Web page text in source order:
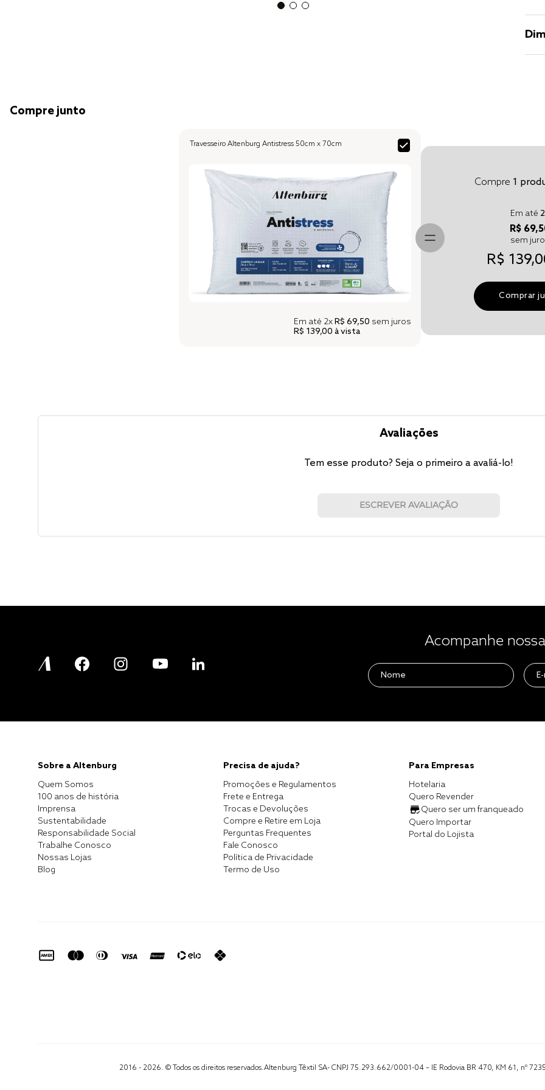
Compre junto
Travesseiro Altenburg Antistress 50cm x 70cm
Em até 2xR$ 69,50 sem juros
R$ 139,00 à vista
Compre 1
Em até 2
R$
sem
R$
Comprar
Avaliações
Tem esse produto? Seja o primeiro a avaliá-lo!
ESCREVER AVALIAÇÃO
Acompanhe
Sobre a Altenburg
Quem Somos
100 anos de história
Imprensa
Sustentabilidade
Responsabilidade Social
Trabalhe Conosco
Nossas Lojas
Blog
Precisa de ajuda?
Promoções e Regulamentos
Frete e Entrega
Trocas e Devoluções
Compre e Retire em Loja
Perguntas Frequentes
Fale Conosco
Política de Privacidade
Termo de Uso
Para Empresas
Hotelaria
Quero Revender
Quero ser um franqueado
Quero Importar
Portal do Lojista
2016 - 2026. © Todos os direitos reservados.Altenburg Têxtil SA- CNPJ 75.293.662/0001-04 – IE Rodovia BR 470, KM 61, nº